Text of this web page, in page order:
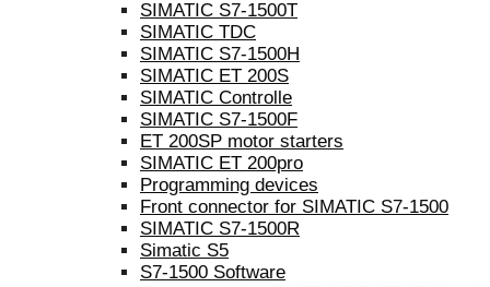
SIMATIC S7-1500T
SIMATIC TDC
SIMATIC S7-1500H
SIMATIC ET 200S
SIMATIC Controlle
SIMATIC S7-1500F
ET 200SP motor starters
SIMATIC ET 200pro
Programming devices
Front connector for SIMATIC S7-1500
SIMATIC S7-1500R
Simatic S5
S7-1500 Software